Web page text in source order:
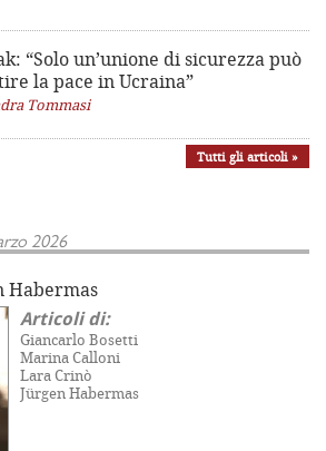
“Solo un’unione di sicurezza può
la pace in Ucraina”
Tommasi
Tutti gli articoli »
2026
Habermas
Articoli di:
Giancarlo Bosetti
Marina Calloni
Lara Crinò
Jürgen Habermas